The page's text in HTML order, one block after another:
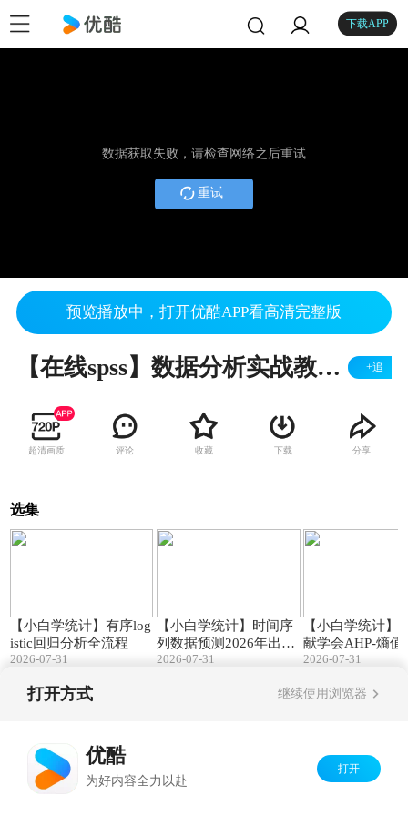
下载APP
数据获取失败，请检查网络之后重试
重试
预览播放中，打开优酷APP看高清完整版
【在线spss】数据分析实战教学之熵值法-SPSSAU实现 +追
超清画质 评论 收藏 下载 分享
选集
【小白学统计】有序log
istic回归分析全流程
2026-07-31
【小白学统计】时间序
列数据预测2026年出生
人口为710万到723万
2026-07-31
【小白学统计】
献学会AHP-熵值
指标体系构建
2026-07-31
打开方式 继续使用浏览器
优酷
为好内容全力以赴
打开